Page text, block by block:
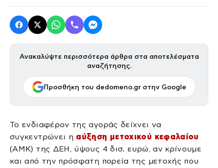
Ανακαλύψτε περισσότερα άρθρα στα αποτελέσματα
αναζήτησης.
Προσθήκη του dedomeno.gr στην Google
Το ενδιαφέρον της αγοράς δείχνει να
συγκεντρώνει η αύξηση μετοχικού κεφαλαίου
(ΑΜΚ) της ΔΕΗ, ύψους 4 δισ. ευρώ, αν κρίνουμε
και από την πρόσφατη πορεία της μετοχής που